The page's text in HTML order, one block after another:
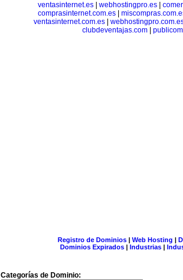
ventasinternet.es
webhostingpro.es
comprasinternet.com.es|
ventasinternet.com.es|
clubdeventajas.com
Registro de Dominios| Web Hosting |
Dominios Expirados | Industrias |
Categorías de Dominio: